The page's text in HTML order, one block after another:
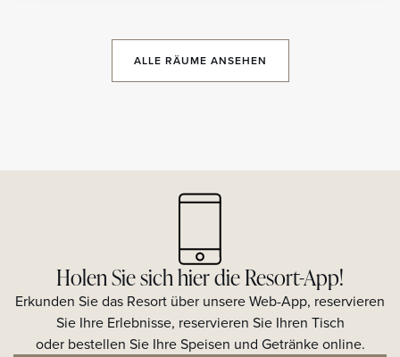
ALLE RÄUME ANSEHEN
Holen Sie sich hier die Resort-App!
Erkunden Sie das Resort über unsere Web-App, reservieren
Sie Ihre Erlebnisse, reservieren Sie Ihren Tisch
oder bestellen Sie Ihre Speisen und Getränke online.